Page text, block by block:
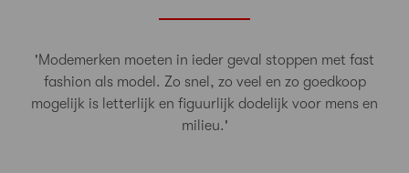
'Modemerken moeten in ieder geval stoppen met fast
fashion als model. Zo snel, zo veel en zo goedkoop
mogelijk is letterlijk en figuurlijk dodelijk voor mens en
milieu.'